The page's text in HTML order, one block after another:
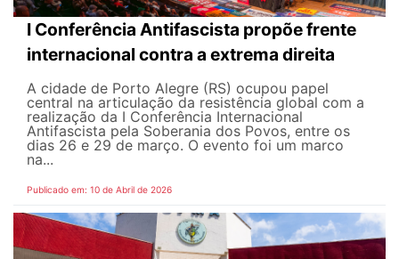
I Conferência Antifascista propõe frente
internacional contra a extrema direita
A cidade de Porto Alegre (RS) ocupou papel
central na articulação da resistência global com a
realização da I Conferência Internacional
Antifascista pela Soberania dos Povos, entre os
dias 26 e 29 de março. O evento foi um marco
na...
Publicado em: 10 de Abril de 2026